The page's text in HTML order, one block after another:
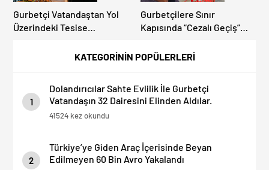
KATEGORİNİN POPÜLERLERİ
1
Dolandırıcılar Sahte Evlilik İle Gurbetçi
Vatandaşın 32 Dairesini Elinden Aldılar.
41524 kez okundu
2
Türkiye’ye Giden Araç İçerisinde Beyan
Edilmeyen 60 Bin Avro Yakalandı
Gurbetçi Vatandaştan Yol
Üzerindeki Tesise
“Hesabınızı Mutlaka Kontrol
Gurbetçilere Sınır
Kapısında “Cezalı Geçiş”
Dışına Çıkamıyor!